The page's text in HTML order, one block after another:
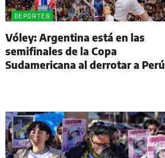
DEPORTES
Vóley: Argentina está en las
semifinales de la Copa
Sudamericana al derrotar a Perú